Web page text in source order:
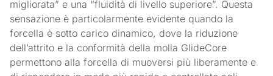
migliorata” e una “fluidità di livello superiore”. Questa
sensazione è particolarmente evidente quando la
forcella è sotto carico dinamico, dove la riduzione
dell’attrito e la conformità della molla GlideCore
permettono alla forcella di muoversi più liberamente e